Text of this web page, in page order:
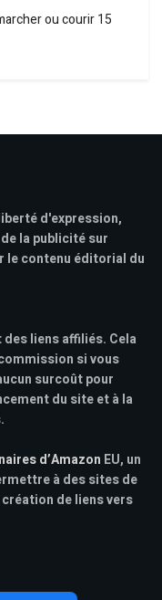
ou courir 15
d'expression,
la publicité sur
le contenu éditorial du
liens affiliés. Cela
si vous
surcoût pour
du site et à la
d’Amazon EU, un
à des sites de
de liens vers